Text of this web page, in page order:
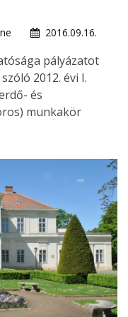
2016.09.16.
pályázatot
2012. évi I.
és
munkakör